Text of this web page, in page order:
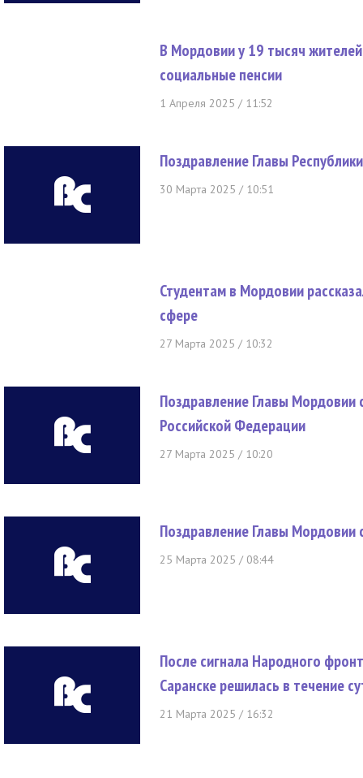
В Мордовии у 19 тысяч
социальные пенсии
1 Апреля 2025 / 11:52
Поздравление Главы
30 Марта 2025 / 10:51
Студентам в Мордовии
сфере
27 Марта 2025 / 10:32
Поздравление Главы Мордовии
Российской Федерации
27 Марта 2025 / 10:20
Поздравление Главы Мордовии
25 Марта 2025 / 08:44
После сигнала Народного
Саранске решилась в течение
21 Марта 2025 / 16:32